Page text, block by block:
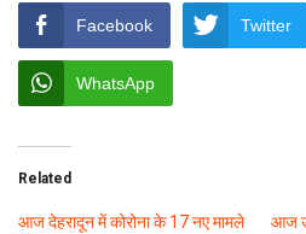
Facebook Twitter
WhatsApp
Related
आज देहरादून में कोरोना के 17 नए मामले
आज